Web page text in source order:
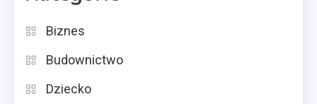
Biznes
Budownictwo
Dziecko